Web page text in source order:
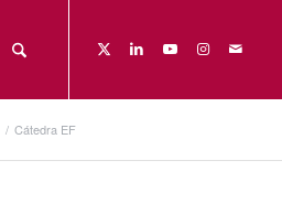
/ Cátedra EF